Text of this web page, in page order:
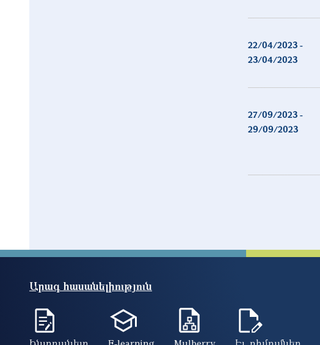
22/04/2023 -
23/04/2023
27/09/2023 -
29/09/2023
Արագ հասանելիություն